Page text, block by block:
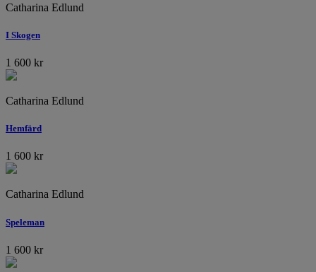
Catharina Edlund
I Skogen
1 600 kr
Catharina Edlund
Hemfärd
1 600 kr
Catharina Edlund
Speleman
1 600 kr